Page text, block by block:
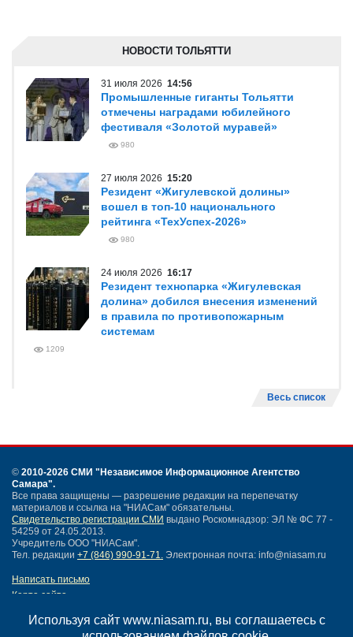
Используя сайт www.niasam.ru, вы соглашаетесь с
НОВОСТИ ТОЛЬЯТТИ
31 июля 2026 14:56
Промышленные гиганты Тольятти
отмечены наградами юбилейного
фестиваля «Золотой муравей»
980
27 июля 2026 15:20
Резидент «Жигулевской долины»
вошел в топ-10 национального
рейтинга «ТехУспех-2026»
980
24 июля 2026 16:17
Резидент технопарка «Жигулевская
долина» добился внесения изменений
в правила по противопожарным
системам
1209
Весь список
© 2010-2026 СМИ "Независимое Информационное Агентство
Самара".
Все права защищены — разрешение редакции на перепечатку
материалов и ссылка на "НИАСам" обязательны.
Свидетельство регистрации СМИ выдано Роскомнадзор: ЭЛ № ФС 77 -
54259 от 24.05.2013.
Учредитель ООО "НИАСам".
Тел. редакции +7 (846) 990-91-71. Электронная почта: info@niasam.ru
Написать письмо
Карта сайта
Политика конфиденциальности